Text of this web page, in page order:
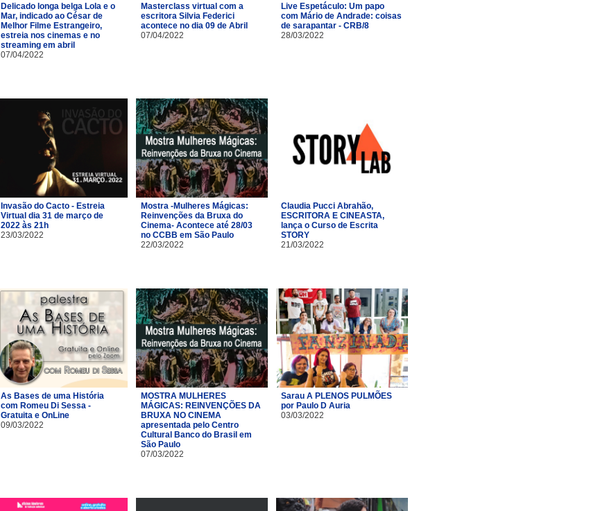
Delicado longa belga Lola e o
Mar, indicado ao César de
Melhor Filme Estrangeiro,
estreia nos cinemas e no
streaming em abril
07/04/2022
Masterclass virtual com a
escritora Silvia Federici
acontece no dia 09 de Abril
07/04/2022
Live Espetáculo: Um papo
com Mário de Andrade: coisas
de sarapantar - CRB/8
28/03/2022
Invasão do Cacto - Estreia
Virtual dia 31 de março de
2022 às 21h
23/03/2022
Mostra -Mulheres Mágicas:
Reinvenções da Bruxa do
Cinema- Acontece até 28/03
no CCBB em São Paulo
22/03/2022
Claudia Pucci Abrahão,
ESCRITORA E CINEASTA,
lança o Curso de Escrita
STORY
21/03/2022
As Bases de uma História
com Romeu Di Sessa -
Gratuita e OnLine
09/03/2022
MOSTRA MULHERES
MÁGICAS: REINVENÇÕES DA
BRUXA NO CINEMA
apresentada pelo Centro
Cultural Banco do Brasil em
São Paulo
07/03/2022
Sarau A PLENOS PULMÕES
por Paulo D Auria
03/03/2022